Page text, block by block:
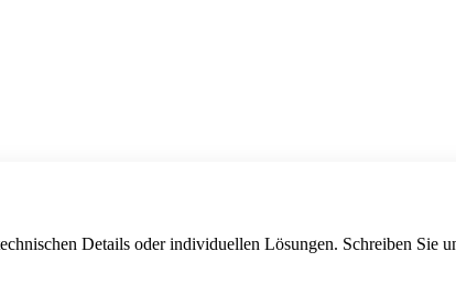
Details oder individuellen Lösungen. Schreiben Sie